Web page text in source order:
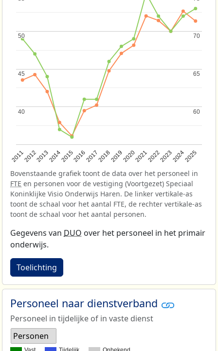
201120122013201420152016201720182019202020212022202320242025
40
40
45
45
50
50
60
60
65
65
70
70
Bovenstaande grafiek toont de data over het personeel in
FTE en personen voor de vestiging (Voortgezet) Speciaal
Koninklijke Visio Onderwijs Haren. De linker vertikale-as
toont de schaal voor het aantal FTE, de rechter vertikale-as
toont de schaal voor het aantal personen.
Gegevens van DUO over het personeel in het primair
onderwijs.
Toelichting
Personeel naar dienstverband
Personeel in tijdelijke of in vaste dienst
Personen